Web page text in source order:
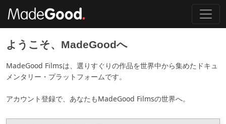
ようこそ、MadeGoodへ
MadeGood Filmsは、選りすぐりの作品を世界中から集めたドキュ
メンタリー・プラットフォームです。
アカウント登録で、あなたもMadeGood Filmsの世界へ。